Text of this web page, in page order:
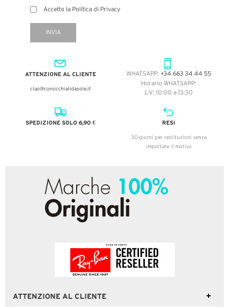
Accetto la Política di Privacy
INVIA
ATTENZIONE AL CLIENTE
ciao@conocchialidasole.it
WHATSAPP: +34 663 34 44 55
Horario WHATSAPP:
L-V: 10:00 a 13:30
SPEDIZIONE SOLO 6,90 € RESI
30 giorni per restituzioni senza
importare il motivo
ATTENZIONE AL CLIENTE